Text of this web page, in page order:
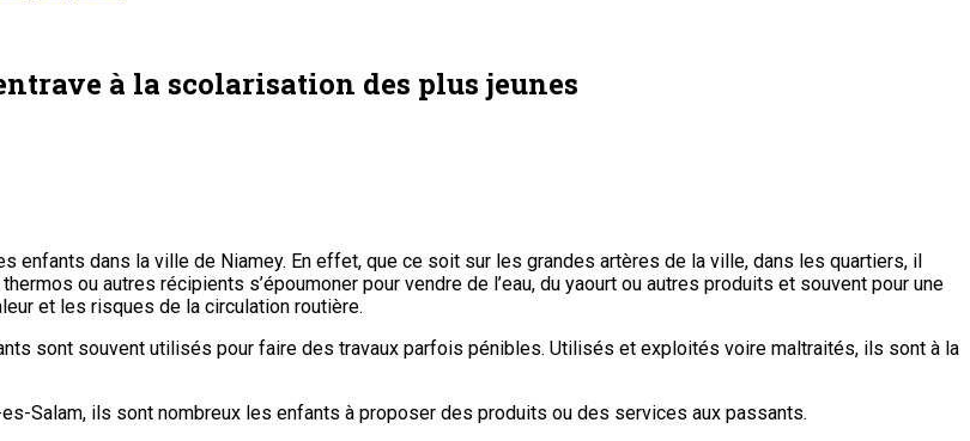
à la scolarisation des plus jeunes
enfants dans la ville de Niamey. En effet, que ce soit sur les grandes artères de la ville, dans les quartiers, il
ou autres récipients s’époumoner pour vendre de l’eau, du yaourt ou autres produits et souvent pour une
et les risques de la circulation routière.
sont souvent utilisés pour faire des travaux parfois pénibles. Utilisés et exploités voire maltraités, ils sont à la
Salam, ils sont nombreux les enfants à proposer des produits ou des services aux passants.